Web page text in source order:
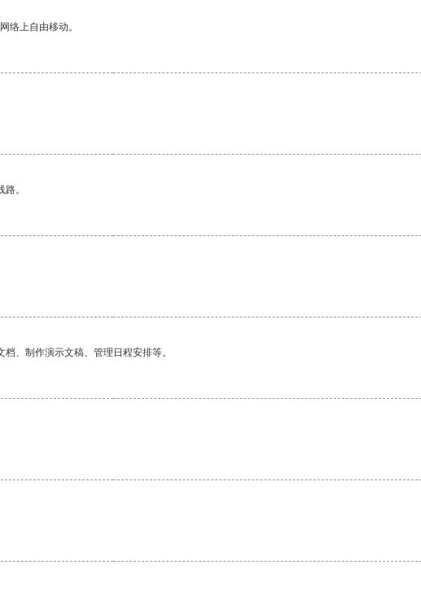
络上自由移动。
。
、制作演示文稿、管理日程安排等。